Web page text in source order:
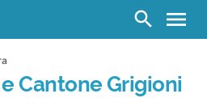
search menu
Cantone Grigioni